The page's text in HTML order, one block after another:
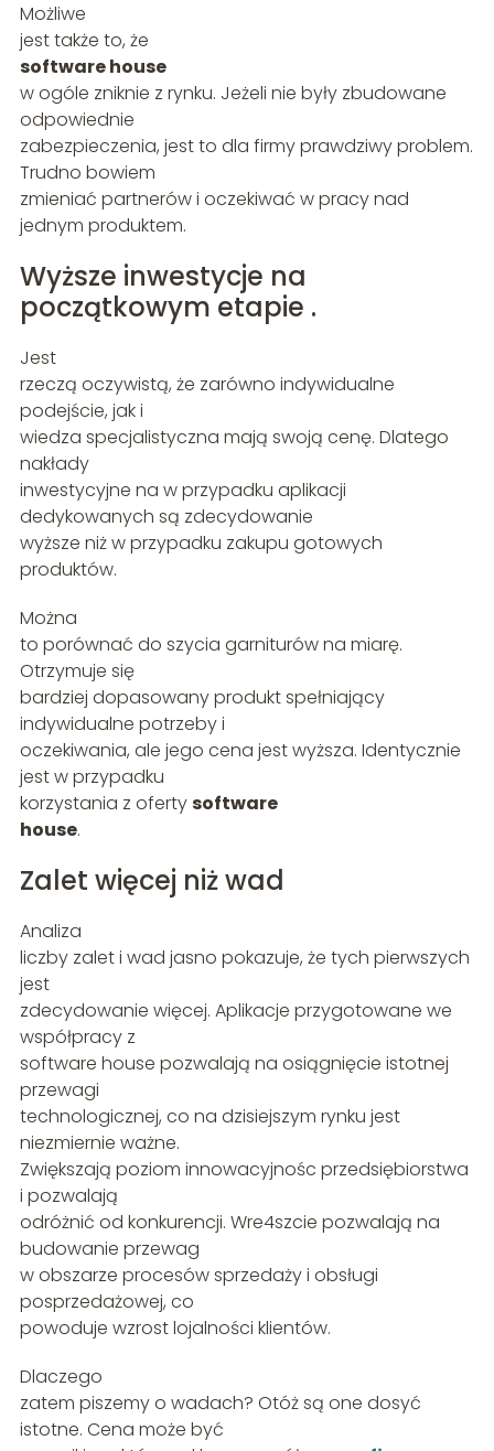
Możliwe
jest także to, że
software house
w ogóle zniknie z rynku. Jeżeli nie były zbudowane
odpowiednie
zabezpieczenia, jest to dla firmy prawdziwy problem.
Trudno bowiem
zmieniać partnerów i oczekiwać w pracy nad
jednym produktem.
Wyższe inwestycje na
początkowym etapie .
Jest
rzeczą oczywistą, że zarówno indywidualne
podejście, jak i
wiedza specjalistyczna mają swoją cenę. Dlatego
nakłady
inwestycyjne na w przypadku aplikacji
dedykowanych są zdecydowanie
wyższe niż w przypadku zakupu gotowych
produktów.
Można
to porównać do szycia garniturów na miarę.
Otrzymuje się
bardziej dopasowany produkt spełniający
indywidualne potrzeby i
oczekiwania, ale jego cena jest wyższa. Identycznie
jest w przypadku
korzystania z ofertysoftware
house.
Zalet więcej niż wad
Analiza
liczby zalet i wad jasno pokazuje, że tych pierwszych
jest
zdecydowanie więcej. Aplikacje przygotowane we
współpracy z
software house pozwalają na osiągnięcie istotnej
przewagi
technologicznej, co na dzisiejszym rynku jest
niezmiernie ważne.
Zwiększają poziom innowacyjnośc przedsiębiorstwa
i pozwalają
odróżnić od konkurencji. Wre4szcie pozwalają na
budowanie przewag
w obszarze procesów sprzedaży i obsługi
posprzedażowej, co
powoduje wzrost lojalności klientów.
Dlaczego
zatem piszemy o wadach? Otóż są one dosyć
istotne. Cena może być